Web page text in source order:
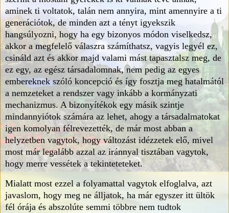
aminek ti voltatok, talán nem annyira, mint amennyire a ti
generációtok, de minden azt a tényt igyekszik
hangsúlyozni, hogy ha egy bizonyos módon viselkedsz,
akkor a megfelelő válaszra számíthatsz, vagyis legyél ez,
csináld azt és akkor majd valami mást tapasztalsz meg, de
ez egy, az egész társadalomnak, nem pedig az egyes
embereknek szóló koncepció és így fosztja meg hatalmától
a nemzeteket a rendszer vagy inkább a kormányzati
mechanizmus. A bizonyítékok egy másik szintje
mindannyiótok számára az lehet, ahogy a társadalmatokat
igen komolyan félrevezették, de már most abban a
helyzetben vagytok, hogy változást idézzetek elő, mivel
most már legalább azzal az iránnyal tisztában vagytok,
hogy merre vessétek a tekinteteteket.
Mialatt most ezzel a folyamattal vagytok elfoglalva, azt
javaslom, hogy meg ne álljatok, ha már egyszer itt ültök
fél órája és abszolúte semmi többre nem tudtok